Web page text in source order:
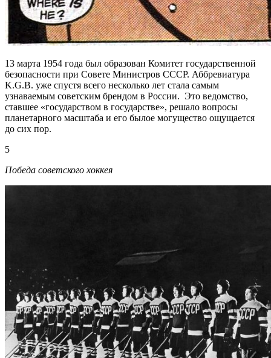
13 марта 1954 года был образован Комитет государственной
безопасности при Совете Министров СССР. Аббревиатура
K.G.B. уже спустя всего несколько лет стала самым
узнаваемым советским брендом в России. Это ведомство,
ставшее «государством в государстве», решало вопросы
планетарного масштаба и его былое могущество ощущается
до сих пор.
5
Победа советского хоккея